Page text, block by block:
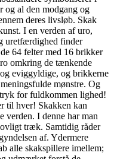
og al den modgang og
deres livsløb. Skak
I en verden af uro,
uretfærdighed finder
64 felter med 16 brikker
omkring de tænkende
eviggyldige, og brikkerne
mønstre. Og
for fuldkommen lighed!
til hver! Skakken kan
verden. I denne har man
træk. Samtidig råder
af. Ydermere
alle skakspillere imellem;